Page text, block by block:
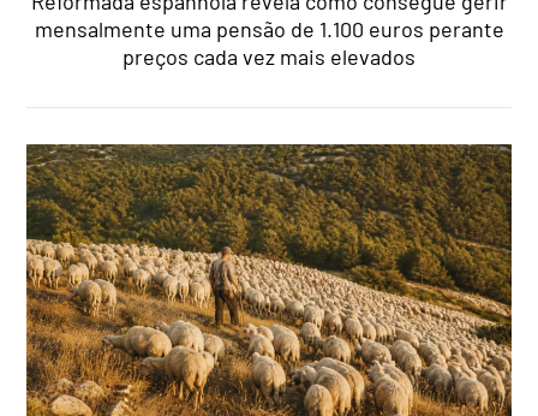
mensalmente uma pensão de 1.100 euros perante
preços cada vez mais elevados